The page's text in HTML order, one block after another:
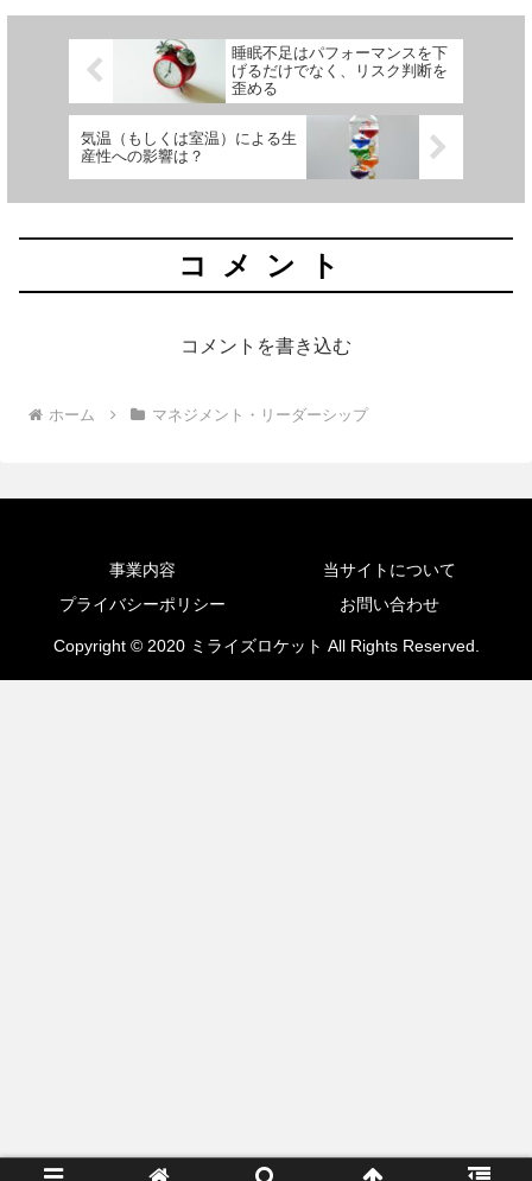
睡眠不足はパフォーマンスを下
げるだけでなく、リスク判断を
歪める
気温（もしくは室温）による生
産性への影響は？
コメント
コメントを書き込む
ホーム マネジメント・リーダーシップ
事業内容
当サイトについて
プライバシーポリシー
お問い合わせ
Copyright © 2020 ミライズロケット All Rights Reserved.